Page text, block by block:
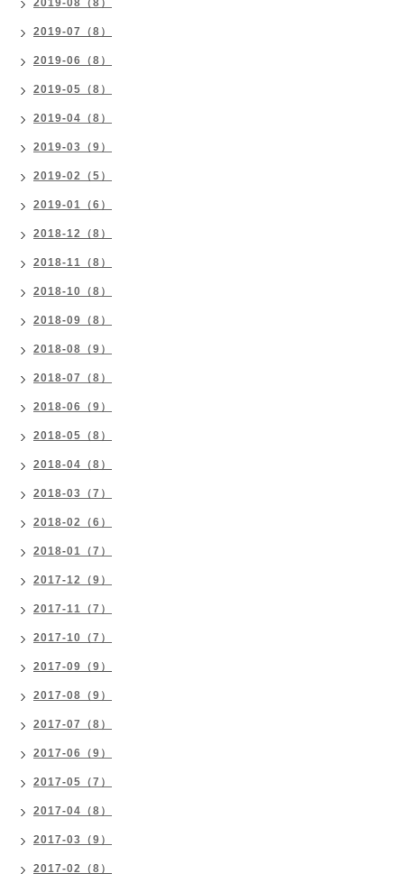
2019-08（8）
2019-07（8）
2019-06（8）
2019-05（8）
2019-04（8）
2019-03（9）
2019-02（5）
2019-01（6）
2018-12（8）
2018-11（8）
2018-10（8）
2018-09（8）
2018-08（9）
2018-07（8）
2018-06（9）
2018-05（8）
2018-04（8）
2018-03（7）
2018-02（6）
2018-01（7）
2017-12（9）
2017-11（7）
2017-10（7）
2017-09（9）
2017-08（9）
2017-07（8）
2017-06（9）
2017-05（7）
2017-04（8）
2017-03（9）
2017-02（8）